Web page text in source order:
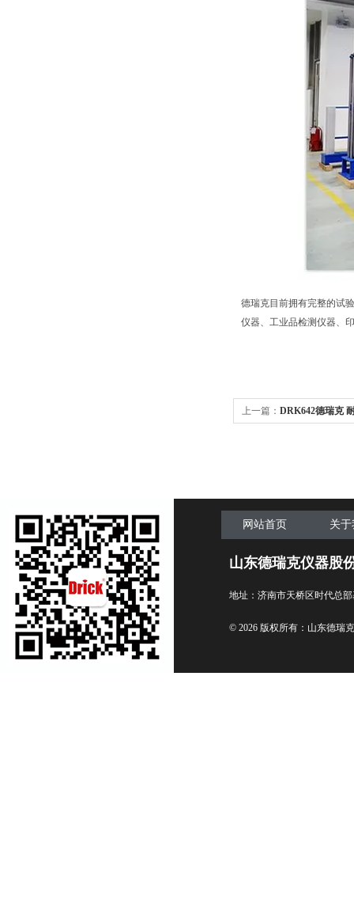
德瑞克目前拥有完整的试
仪器、工业品检测仪器、
上一篇： DRK642德瑞克
网站首页 关
山东德瑞克仪器股
地址：济南市天桥区时代总
© 2026 版权所有：山东德瑞